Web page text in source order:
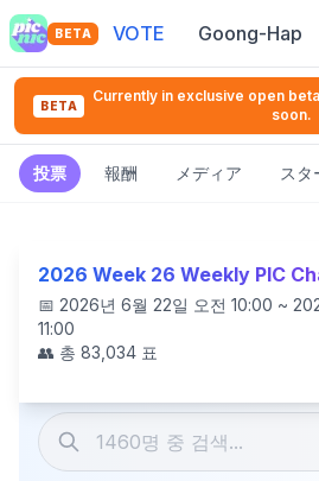
BETA VOTE Goong-Hap
BETA
Currently in exclusive open
soon.
投票 報酬 メディア スタ
2026 Week 26 Weekly PIC
📅 2026년 6월 22일 오전 10:00 ~
11:00
👥 총 83,034 표